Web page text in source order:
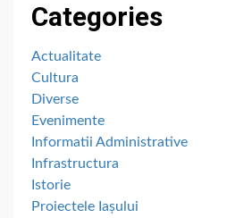
Categories
Actualitate
Cultura
Diverse
Evenimente
Informatii Administrative
Infrastructura
Istorie
Proiectele Iașului